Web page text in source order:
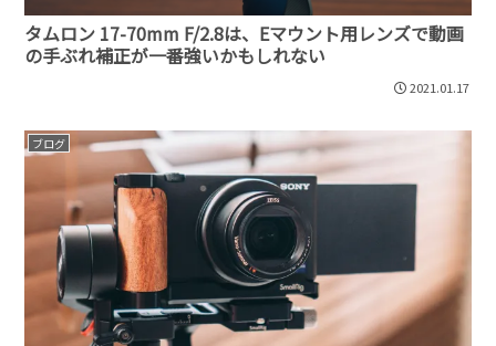
タムロン 17-70mm F/2.8は、Eマウント用レンズで動画
の手ぶれ補正が一番強いかもしれない
2021.01.17
ブログ